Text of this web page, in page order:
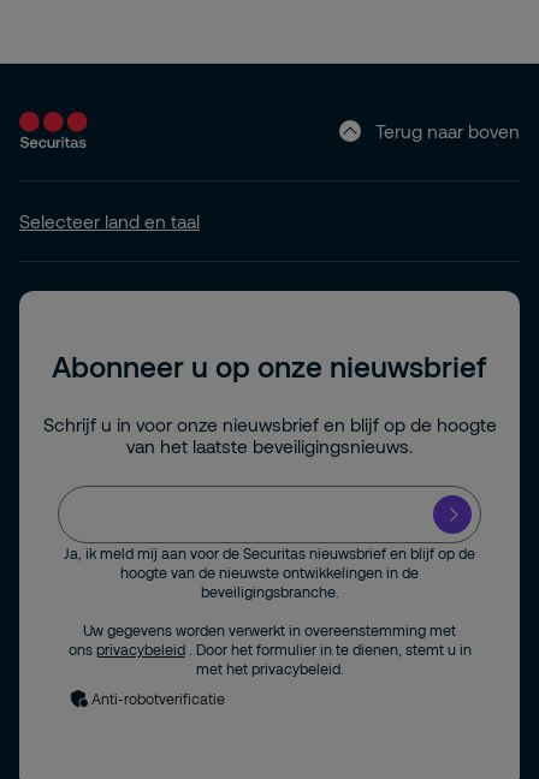
Terug naar boven
Selecteer land en taal
Abonneer u op onze nieuwsbrief
Schrijf u in voor onze nieuwsbrief en blijf op de hoogte
van het laatste beveiligingsnieuws.
Ja, ik meld mij aan voor de Securitas nieuwsbrief en blijf op de
hoogte van de nieuwste ontwikkelingen in de
beveiligingsbranche.
Uw gegevens worden verwerkt in overeenstemming met
ons privacybeleid
. Door het formulier in te dienen, stemt u in
met het privacybeleid.
Anti-robotverificatie